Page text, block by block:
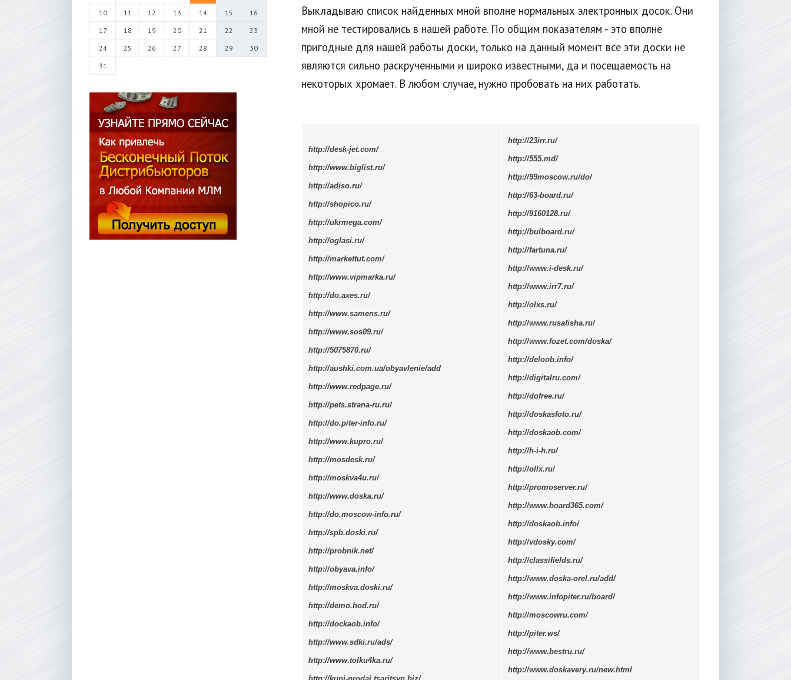
10
11 12 13 14 15
16
17
18 19 20 21 22
23
24
25 26 27 28 29
30
31
Выкладываю список найденных мной вполне нормальных электронных досок. Они
мной не тестировались в нашей работе. По общим показателям - это вполне
пригодные для нашей работы доски, только на данный момент все эти доски не
являются сильно раскрученными и широко известными, да и посещаемость на
некоторых хромает. В любом случае, нужно пробовать на них работать.
http://desk-jet.com/
http://www.biglist.ru/
http://adiso.ru/
http://shopico.ru/
http://ukrmega.com/
http://oglasi.ru/
http://markettut.com/
http://www.vipmarka.ru/
http://do.axes.ru/
http://www.samens.ru/
http://www.sos09.ru/
http://5075870.ru/
http://aushki.com.ua/obyavlenie/add
http://www.redpage.ru/
http://pets.strana-ru.ru/
http://do.piter-info.ru/
http://www.kupro.ru/
http://mosdesk.ru/
http://moskva4u.ru/
http://www.doska.ru/
http://do.moscow-info.ru/
http://spb.doski.ru/
http://probnik.net/
http://obyava.info/
http://moskva.doski.ru/
http://demo.hod.ru/
http://dockaob.info/
http://www.sdki.ru/ads/
http://www.tolku4ka.ru/
http://23irr.ru/
http://555.md/
http://99moscow.ru/do/
http://63-board.ru/
http://9160128.ru/
http://bulboard.ru/
http://fartuna.ru/
http://www.i-desk.ru/
http://www.irr7.ru/
http://olxs.ru/
http://www.rusafisha.ru/
http://www.fozet.com/doska/
http://deloob.info/
http://digitalru.com/
http://dofree.ru/
http://doskasfoto.ru/
http://doskaob.com/
http://h-i-h.ru/
http://ollx.ru/
http://promoserver.ru/
http://www.board365.com/
http://doskaob.info/
http://vdosky.com/
http://classifields.ru/
http://www.doska-orel.ru/add/
http://www.infopiter.ru/board/
http://moscowru.com/
http://piter.ws/
http://www.bestru.ru/
http://www.doskavery.ru/new.html